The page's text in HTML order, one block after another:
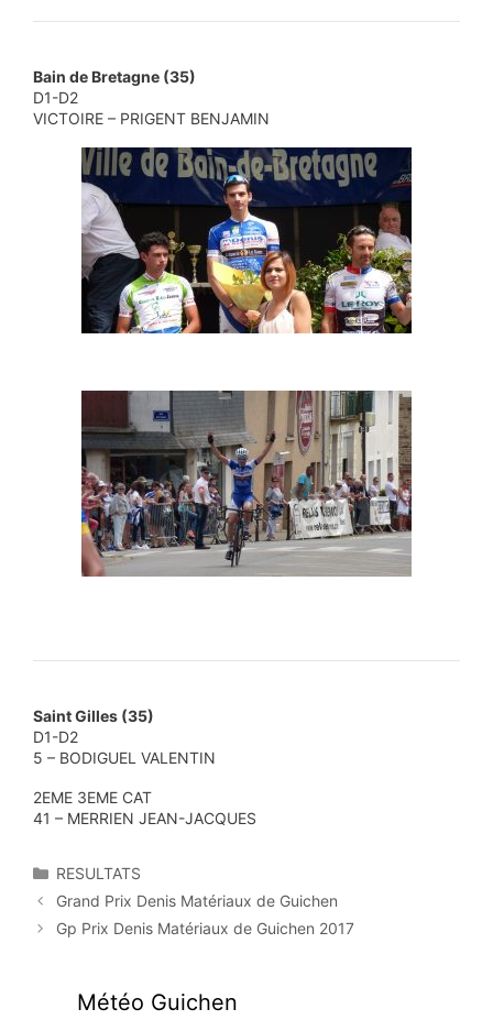
Bain de Bretagne (35)
D1-D2
VICTOIRE – PRIGENT BENJAMIN
Saint Gilles (35)
D1-D2
5 – BODIGUEL VALENTIN
2EME 3EME CAT
41 – MERRIEN JEAN-JACQUES
Catégories
RESULTATS
Grand Prix Denis Matériaux de Guichen
Gp Prix Denis Matériaux de Guichen 2017
Météo Guichen